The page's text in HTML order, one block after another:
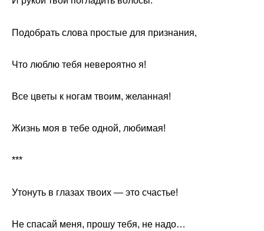
Подобрать слова простые для признания,
Что люблю тебя невероятно я!
Все цветы к ногам твоим, желанная!
Жизнь моя в тебе одной, любимая!
***
Утонуть в глазах твоих — это счастье!
Не спасай меня, прошу тебя, не надо…